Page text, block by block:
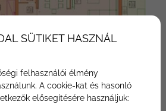
B/8 lakás
SÜTIKET HASZNÁL
felhasználói élmény
A cookie-kat és hasonló
elősegítésére használjuk: